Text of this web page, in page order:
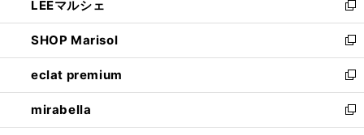
く
で
開
く
ド
ウ
で
開
く
ィ
ン
ド
ウ
で
開
く
い
ウ
ィ
ン
ド
ウ
で
開
LEEマルシェ
新
し
い
ウ
ィ
ン
ド
ウ
SHOP Marisol
新
し
い
ウ
ィ
ン
eclat premium
新
し
い
ウ
mirabella
新
し